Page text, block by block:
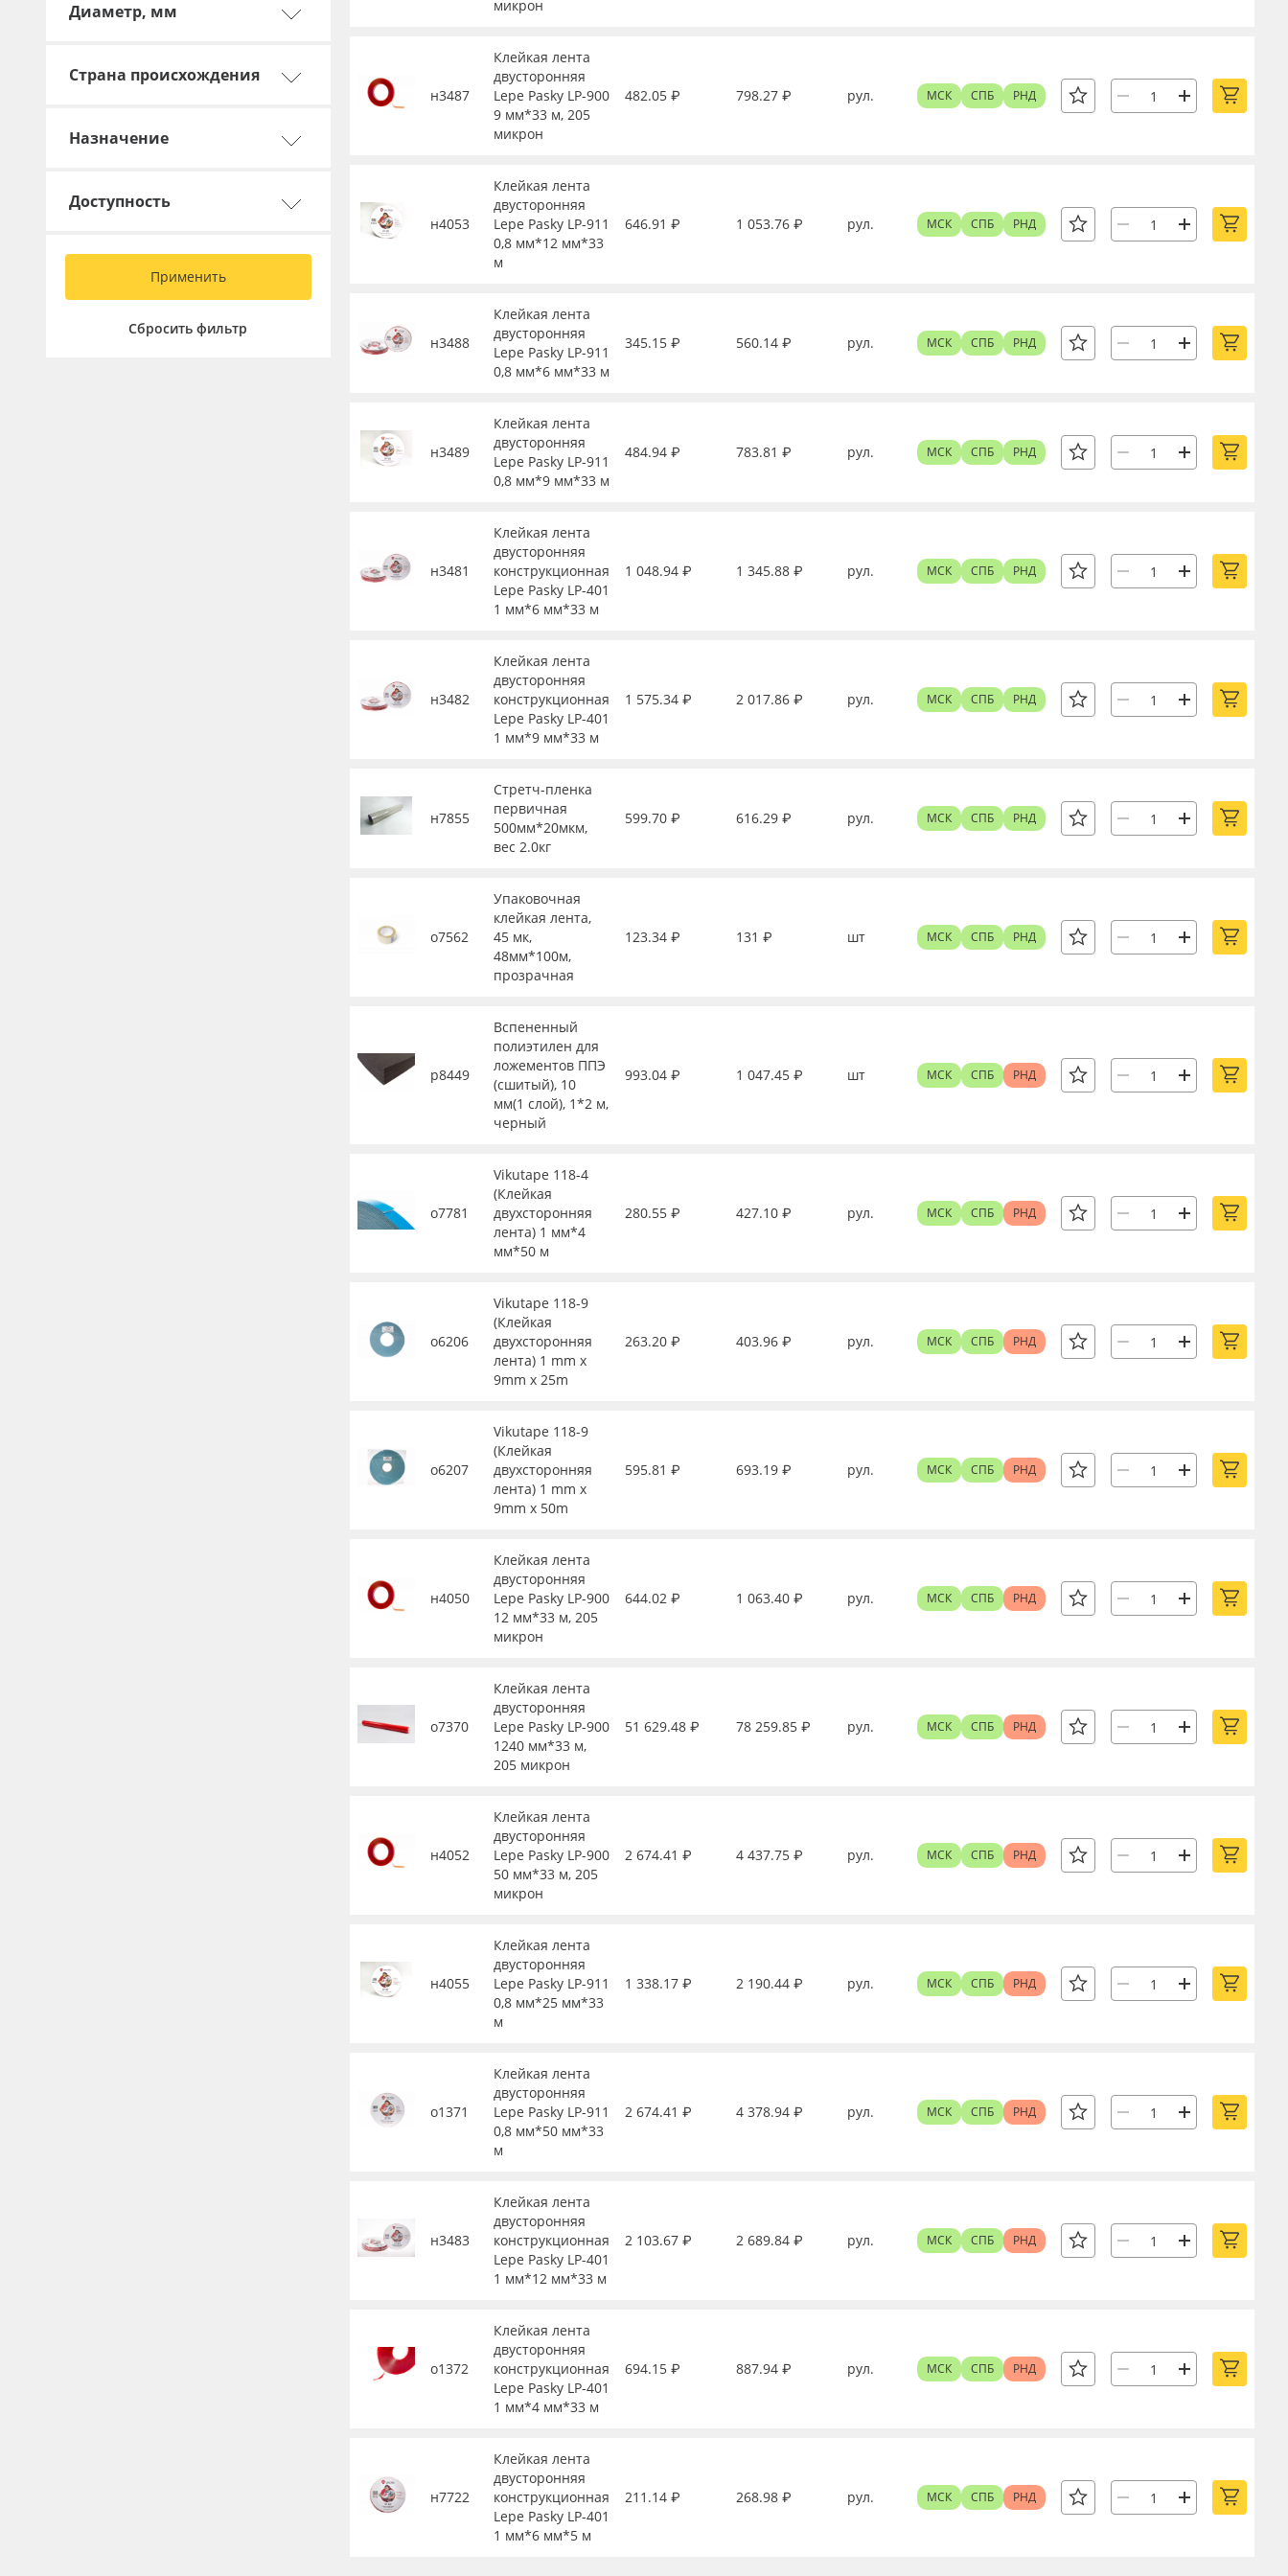
Баннер
Диаметр, мм
Страна происхождения
Назначение
Доступность
Применить
Сбросить фильтр
микрон
н3487
Клейкая лента
двусторонняя
Lepe Pasky LP-900
9 мм*33 м, 205
микрон
482.05 ₽ 798.27 ₽ рул. МСК СПБ РНД
н4053
Клейкая лента
двусторонняя
Lepe Pasky LP-911
0,8 мм*12 мм*33
м
646.91 ₽ 1 053.76 ₽ рул. МСК СПБ РНД
н3488
Клейкая лента
двусторонняя
Lepe Pasky LP-911
0,8 мм*6 мм*33 м
345.15 ₽ 560.14 ₽ рул. МСК СПБ РНД
н3489
Клейкая лента
двусторонняя
Lepe Pasky LP-911
0,8 мм*9 мм*33 м
484.94 ₽ 783.81 ₽ рул. МСК СПБ РНД
н3481
Клейкая лента
двусторонняя
конструкционная
Lepe Pasky LP-401
1 мм*6 мм*33 м
1 048.94 ₽ 1 345.88 ₽ рул. МСК СПБ РНД
н3482
Клейкая лента
двусторонняя
конструкционная
Lepe Pasky LP-401
1 мм*9 мм*33 м
1 575.34 ₽ 2 017.86 ₽ рул. МСК СПБ РНД
н7855
Стретч-пленка
первичная
500мм*20мкм,
вес 2.0кг
599.70 ₽ 616.29 ₽ рул. МСК СПБ РНД
о7562
Упаковочная
клейкая лента,
45 мк,
48мм*100м,
прозрачная
123.34 ₽ 131 ₽ шт МСК СПБ РНД
р8449
Вспененный
полиэтилен для
ложементов ППЭ
(сшитый), 10
мм(1 слой), 1*2 м,
черный
993.04 ₽ 1 047.45 ₽ шт МСК СПБ РНД
о7781
Vikutape 118-4
(Клейкая
двухсторонняя
лента) 1 мм*4
мм*50 м
280.55 ₽ 427.10 ₽ рул. МСК СПБ РНД
о6206
Vikutape 118-9
(Клейкая
двухсторонняя
лента) 1 mm x
9mm x 25m
263.20 ₽ 403.96 ₽ рул. МСК СПБ РНД
о6207
Vikutape 118-9
(Клейкая
двухсторонняя
лента) 1 mm x
9mm x 50m
595.81 ₽ 693.19 ₽ рул. МСК СПБ РНД
н4050
Клейкая лента
двусторонняя
Lepe Pasky LP-900
12 мм*33 м, 205
микрон
644.02 ₽ 1 063.40 ₽ рул. МСК СПБ РНД
о7370
Клейкая лента
двусторонняя
Lepe Pasky LP-900
1240 мм*33 м,
205 микрон
51 629.48 ₽ 78 259.85 ₽ рул. МСК СПБ РНД
н4052
Клейкая лента
двусторонняя
Lepe Pasky LP-900
50 мм*33 м, 205
микрон
2 674.41 ₽ 4 437.75 ₽ рул. МСК СПБ РНД
н4055
Клейкая лента
двусторонняя
Lepe Pasky LP-911
0,8 мм*25 мм*33
м
1 338.17 ₽ 2 190.44 ₽ рул. МСК СПБ РНД
о1371
Клейкая лента
двусторонняя
Lepe Pasky LP-911
0,8 мм*50 мм*33
м
2 674.41 ₽ 4 378.94 ₽ рул. МСК СПБ РНД
н3483
Клейкая лента
двусторонняя
конструкционная
Lepe Pasky LP-401
1 мм*12 мм*33 м
2 103.67 ₽ 2 689.84 ₽ рул. МСК СПБ РНД
о1372
Клейкая лента
двусторонняя
конструкционная
Lepe Pasky LP-401
1 мм*4 мм*33 м
694.15 ₽ 887.94 ₽ рул. МСК СПБ РНД
н7722
Клейкая лента
двусторонняя
конструкционная
Lepe Pasky LP-401
1 мм*6 мм*5 м
211.14 ₽ 268.98 ₽ рул. МСК СПБ РНД